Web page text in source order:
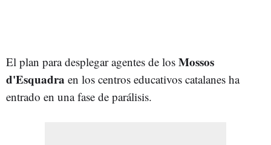
El plan para desplegar agentes de los Mossos
d'Esquadra en los centros educativos catalanes ha
entrado en una fase de parálisis.